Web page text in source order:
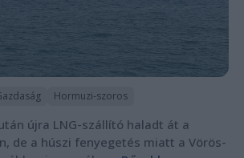
Hormuzi-szoros
újra LNG-szállító haladt át a
de a húszi fenyegetés miatt a Vörös-